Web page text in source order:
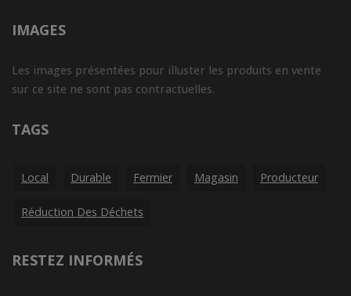
IMAGES
Les images présentées pour illuster les produits en vente
sur ce site ne sont pas contractuelles.
TAGS
Local Durable Fermier Magasin Producteur
Réduction Des Déchets
RESTEZ INFORMÉS